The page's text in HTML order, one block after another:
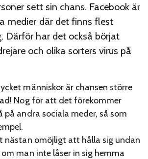
sett sin chans. Facebook är
medier där det finns flest
Därför har det också börjat
och olika sorters virus på
människor är chansen större
Nog för att det förekommer
på andra sociala meder, så som
nästan omöjligt att hålla sig undan
man inte låser in sig hemma